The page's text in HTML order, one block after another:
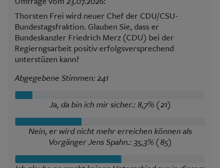
Thorsten Frei wird neuer Chef der CDU/CSU-
Bundestagsfraktion. Glauben Sie, dass er
Bundeskanzler Friedrich Merz (CDU) bei der
Regierngsarbeit positiv erfolgsversprechend
unterstüzen kann?
Abgegebene Stimmen: 241
Ja, da bin ich mir sicher.: 8,7% (21)
Nein, er wird nicht mehr erreichen können als
Vorgänger Jens Spahn.: 35,3% (85)